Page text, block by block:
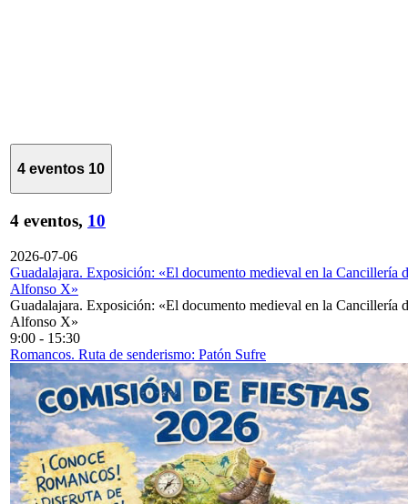
4 eventos 10
4 eventos, 10
2026-07-06
Guadalajara. Exposición: «El documento medieval en la Cancillería
Alfonso X»
Guadalajara. Exposición: «El documento medieval en la Cancillería
Alfonso X»
9:00 - 15:30
Romancos. Ruta de senderismo: Patón Sufre